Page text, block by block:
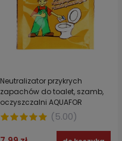
Neutralizator przykrych
zapachów do toalet, szamb,
oczyszczalni AQUAFOR
saszetka 40g
(5.00)